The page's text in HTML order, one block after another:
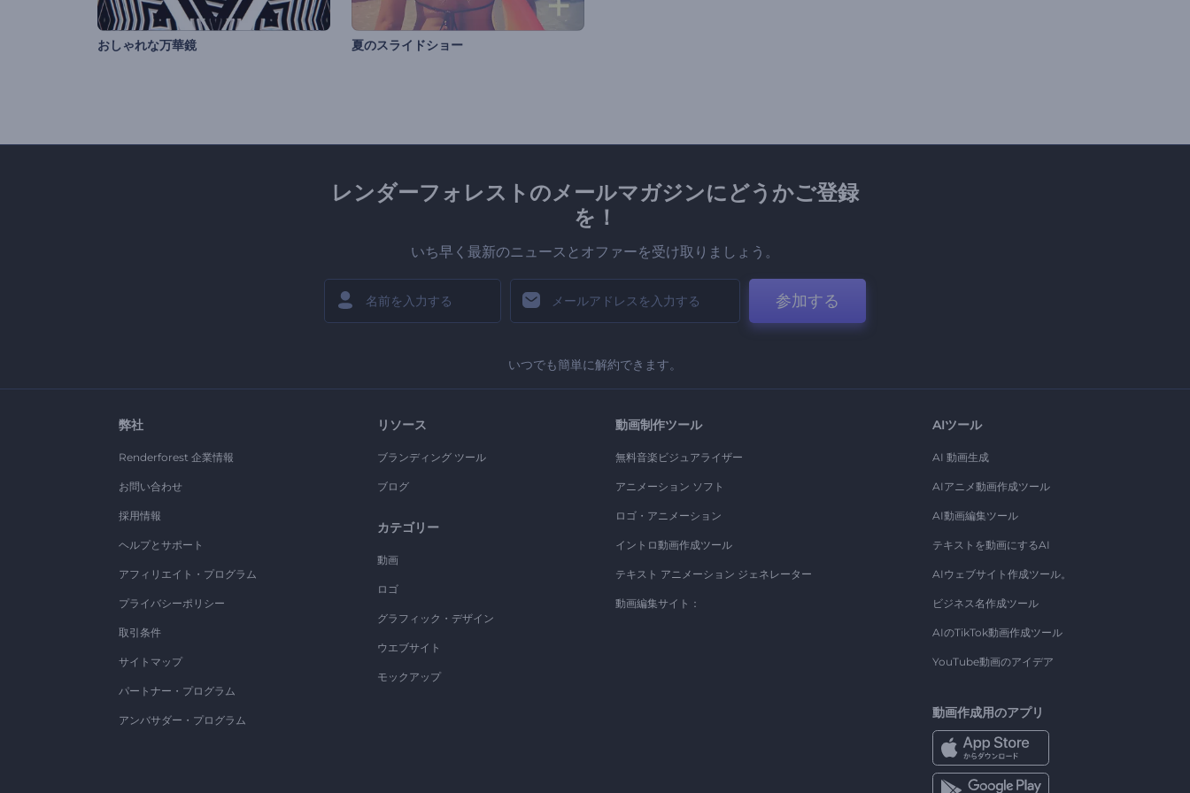
おしゃれな万華鏡 夏のスライドショー
レンダーフォレストのメールマガジンにどうかご登録
を！
いち早く最新のニュースとオファーを受け取りましょう。
参加する
いつでも簡単に解約できます。
弊社
Renderforest 企業情報
お問い合わせ
採用情報
ヘルプとサポート
アフィリエイト・プログラム
プライバシーポリシー
取引条件
サイトマップ
パートナー・プログラム
アンバサダー・プログラム
リソース
ブランディング ツール
ブログ
カテゴリー
動画
ロゴ
グラフィック・デザイン
ウエブサイト
モックアップ
動画制作ツール
無料音楽ビジュアライザー
アニメーション ソフト
ロゴ・アニメーション
イントロ動画作成ツール
テキスト アニメーション ジェネレーター
動画編集サイト：
AIツール
AI 動画生成
AIアニメ動画作成ツール
AI動画編集ツール
テキストを動画にするAI
AIウェブサイト作成ツール。
ビジネス名作成ツール
AIのTikTok動画作成ツール
YouTube動画のアイデア
動画作成用のアプリ